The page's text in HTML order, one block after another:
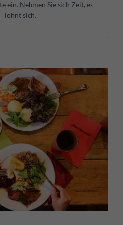
ein. Nehmen Sie sich Zeit, es
lohnt sich.